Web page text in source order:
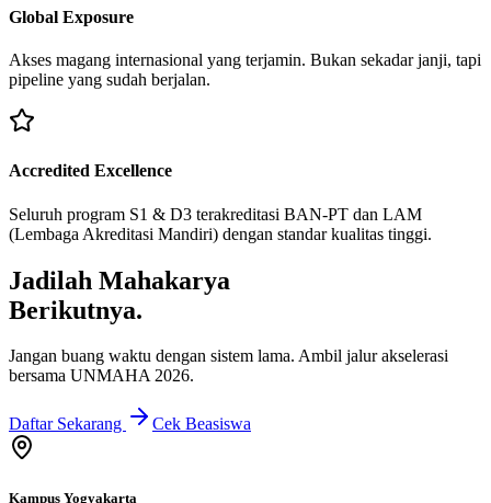
Global Exposure
Akses magang internasional yang terjamin. Bukan sekadar janji, tapi
pipeline yang sudah berjalan.
Accredited Excellence
Seluruh program S1 & D3 terakreditasi BAN-PT dan LAM
(Lembaga Akreditasi Mandiri) dengan standar kualitas tinggi.
Jadilah Mahakarya
Berikutnya.
Jangan buang waktu dengan sistem lama. Ambil jalur akselerasi
bersama UNMAHA 2026.
Daftar Sekarang Cek Beasiswa
Kampus Yogyakarta